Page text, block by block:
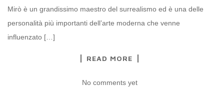
Mirò è un grandissimo maestro del surrealismo ed è una delle
personalità più importanti dell’arte moderna che venne
influenzato […]
READ MORE
No comments yet